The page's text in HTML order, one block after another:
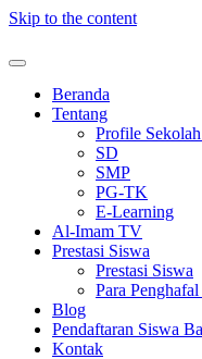
Skip to the content
Beranda
Tentang
Profile
SD
SMP
PG-TK
E-Learning
Al-Imam TV
Prestasi Siswa
Prestasi Siswa
Para
Blog
Pendaftaran Siswa
Kontak